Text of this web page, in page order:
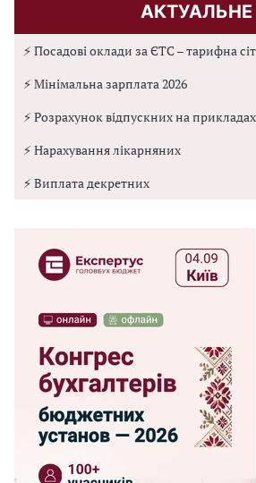
АКТУАЛЬНЕ
⚡ Посадові оклади за ЄТС – тарифна
⚡ Мінімальна зарплата 2026
⚡ Розрахунок відпускних на прикладах
⚡ Нарахування лікарняних
⚡ Виплата декретних